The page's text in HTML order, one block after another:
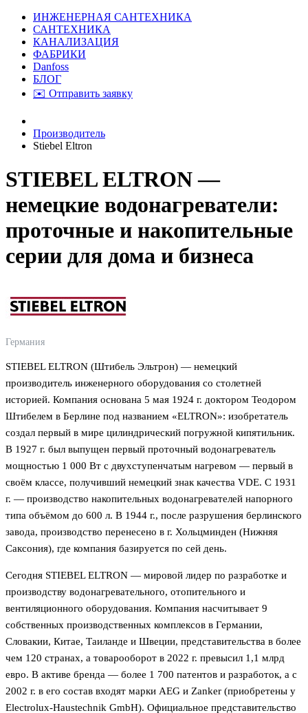
ИНЖЕНЕРНАЯ САНТЕХНИКА
САНТЕХНИКА
КАНАЛИЗАЦИЯ
ФАБРИКИ
Danfoss
БЛОГ
✉️ Отправить заявку
Производитель
Stiebel Eltron
STIEBEL ELTRON —
немецкие водонагреватели:
проточные и накопительные
серии для дома и бизнеса
Германия
STIEBEL ELTRON (Штибель Эльтрон) — немецкий
производитель инженерного оборудования со столетней
историей. Компания основана 5 мая 1924 г. доктором Теодором
Штибелем в Берлине под названием «ELTRON»: изобретатель
создал первый в мире цилиндрический погружной кипятильник.
В 1927 г. был выпущен первый проточный водонагреватель
мощностью 1 000 Вт с двухступенчатым нагревом — первый в
своём классе, получивший немецкий знак качества VDE. С 1931
г. — производство накопительных водонагревателей напорного
типа объёмом до 600 л. В 1944 г., после разрушения берлинского
завода, производство перенесено в г. Хольцминден (Нижняя
Саксония), где компания базируется по сей день.
Сегодня STIEBEL ELTRON — мировой лидер по разработке и
производству водонагревательного, отопительного и
вентиляционного оборудования. Компания насчитывает 9
собственных производственных комплексов в Германии,
Словакии, Китае, Таиланде и Швеции, представительства в более
чем 120 странах, а товарооборот в 2022 г. превысил 1,1 млрд
евро. В активе бренда — более 1 700 патентов и разработок, а с
2002 г. в его состав входят марки AEG и Zanker (приобретены у
Electrolux-Haustechnik GmbH). Официальное представительство